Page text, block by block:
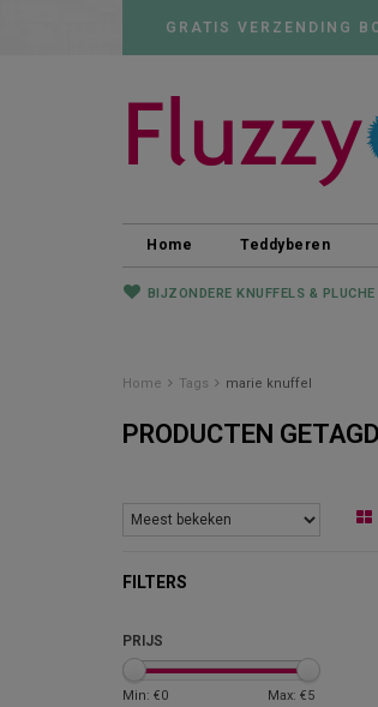
GRATIS VERZENDING
Home Teddyberen
BIJZONDERE KNUFFELS & PLUCHE
Home Tags marie knuffel
PRODUCTEN
FILTERS
PRIJS
Min: €0 Max: €5